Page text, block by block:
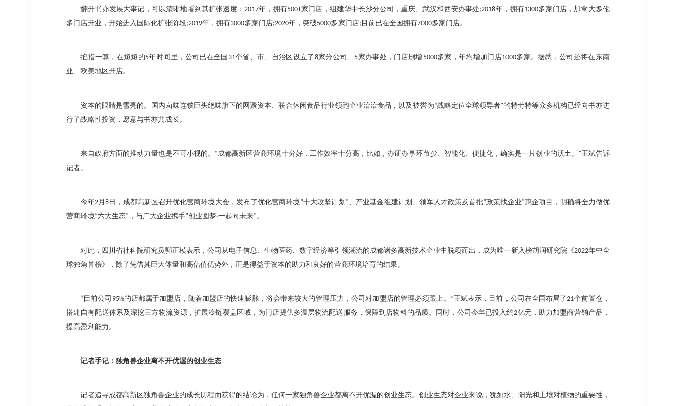
翻开书亦发展大事记，可以清晰地看到其扩张速度： 2017年，拥有500+家门店，组建华中长沙分公司，重庆、武汉和西安办事处;2018年，拥有1300多家门店，加拿大多伦
多门店开业，开始进入国际化扩张阶段;2019年，拥有3000多家门店;2020年，突破5000多家门店; 目前已在全国拥有7000多家门店。
掐指一算，在短短的5年时间里，公司已在全国 31个省、市、自治区设立了 8家分公司、 5家办事处，门店剧增5000多家，年均增加门店1000多家。据悉，公司还将在东南
亚、欧美地区开店。
资本的眼睛是雪亮的。国内卤味连锁巨头绝味旗下的网聚资本、联合休闲食品行业领跑企业洽洽食品，以及被誉为“战略定位全球领导者”的特劳特等众多机构已经向书亦进
行了战略性投资，愿意与书亦共成长。
来自政府方面的推动力量也是不可小视的。 “成都高新区营商环境十分好，工作效率十分高，比如，办证办事环节少、智能化、便捷化，确实是一片创业的沃土。 ”王斌告诉
记者。
今年2月8 日，成都高新区召开优化营商环境大会，发布了优化营商环境“十大攻坚计划 ”、产业基金组建计划、领军人才政策及首批“政策找企业”惠企项目，明确将全力做优
营商环境“六大生态” ，与广大企业携手“创业圆梦·一起向未来”。
对此，四川省社科院研究员郭正模表示，公司从电子信息、生物医药、数字经济等引领潮流的成都诸多高新技术企业中脱颖而出，成为唯一新入榜胡润研究院《2022年中全
球独角兽榜》，除了凭借其巨大体量和高估值优势外，正是得益于资本的助力和良好的营商环境培育的结果。
“ 目前公司 95%的店都属于加盟店，随着加盟店的快速膨胀，将会带来较大的管理压力，公司对加盟店的管理必须跟上。 ”王斌表示，目前，公司在全国布局了21个前置仓，
搭建自有配送体系及深挖三方物流资源，扩展冷链覆盖区域，为门店提供多温层物流配送服务，保障到店物料的品质。同时，公司今年已投入约2亿元，助力加盟商营销产品，
提高盈利能力。
记者手记：独角兽企业离不开优渥的创业生态
记者追寻成都高新区独角兽企业的成长历程而获得的结论为，任何一家独角兽企业都离不开优渥的创业生态。创业生态对企业来说，犹如水、阳光和土壤对植物的重要性，